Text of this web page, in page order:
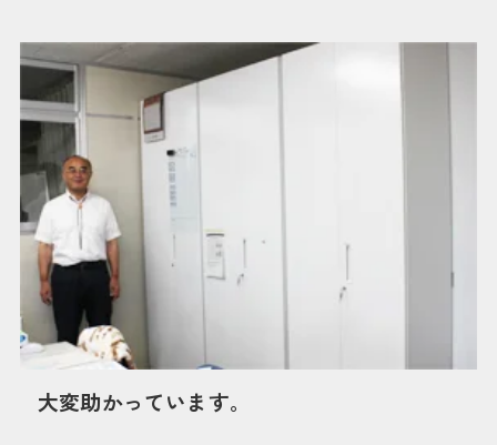
大変助かっています。